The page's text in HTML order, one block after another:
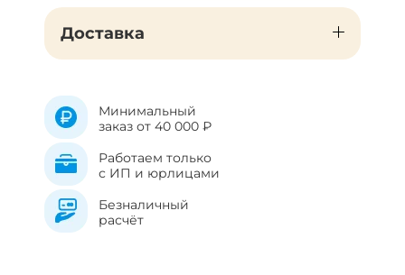
Доставка
Минимальный
заказ от 40 000 ₽
Работаем только
с ИП и юрлицами
Безналичный
расчёт